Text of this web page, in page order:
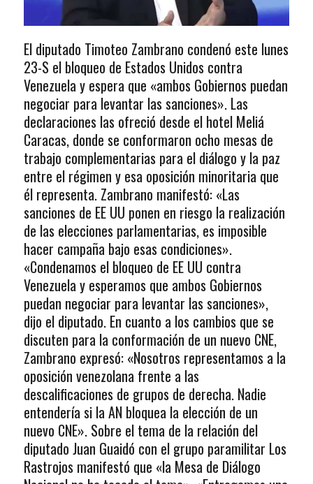
El diputado Timoteo Zambrano condenó este lunes
23-S el bloqueo de Estados Unidos contra
Venezuela y espera que «ambos Gobiernos puedan
negociar para levantar las sanciones». Las
declaraciones las ofreció desde el hotel Meliá
Caracas, donde se conformaron ocho mesas de
trabajo complementarias para el diálogo y la paz
entre el régimen y esa oposición minoritaria que
él representa. Zambrano manifestó: «Las
sanciones de EE UU ponen en riesgo la realización
de las elecciones parlamentarias, es imposible
hacer campaña bajo esas condiciones».
«Condenamos el bloqueo de EE UU contra
Venezuela y esperamos que ambos Gobiernos
puedan negociar para levantar las sanciones»,
dijo el diputado. En cuanto a los cambios que se
discuten para la conformación de un nuevo CNE,
Zambrano expresó: «Nosotros representamos a la
oposición venezolana frente a las
descalificaciones de grupos de derecha. Nadie
entendería si la AN bloquea la elección de un
nuevo CNE». Sobre el tema de la relación del
diputado Juan Guaidó con el grupo paramilitar Los
Rastrojos manifestó que «la Mesa de Diálogo